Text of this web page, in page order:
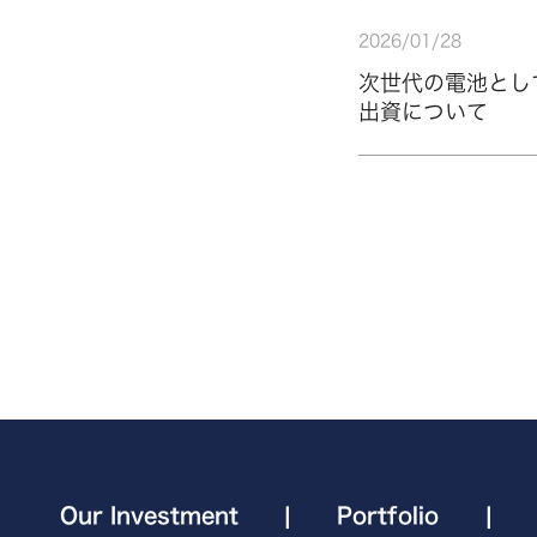
2026/01 /28
次世代の電池と
出資について
Our Investment Portfolio